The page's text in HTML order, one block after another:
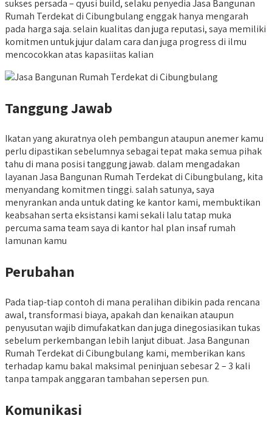
sukses persada – qyusi build, selaku penyedia Jasa Bangunan
Rumah Terdekat di Cibungbulang enggak hanya mengarah
pada harga saja. selain kualitas dan juga reputasi, saya memiliki
komitmen untuk jujur dalam cara dan juga progress di ilmu
mencocokkan atas kapasiitas kalian
Tanggung Jawab
Ikatan yang akuratnya oleh pembangun ataupun anemer kamu
perlu dipastikan sebelumnya sebagai tepat maka semua pihak
tahu di mana posisi tanggung jawab. dalam mengadakan
layanan Jasa Bangunan Rumah Terdekat di Cibungbulang, kita
menyandang komitmen tinggi. salah satunya, saya
menyrankan anda untuk dating ke kantor kami, membuktikan
keabsahan serta eksistansi kami sekali lalu tatap muka
percuma sama team saya di kantor hal plan insaf rumah
lamunan kamu
Perubahan
Pada tiap-tiap contoh di mana peralihan dibikin pada rencana
awal, transformasi biaya, apakah dan kenaikan ataupun
penyusutan wajib dimufakatkan dan juga dinegosiasikan tukas
sebelum perkembangan lebih lanjut dibuat. Jasa Bangunan
Rumah Terdekat di Cibungbulang kami, memberikan kans
terhadap kamu bakal maksimal peninjuan sebesar 2 – 3 kali
tanpa tampak anggaran tambahan sepersen pun.
Komunikasi